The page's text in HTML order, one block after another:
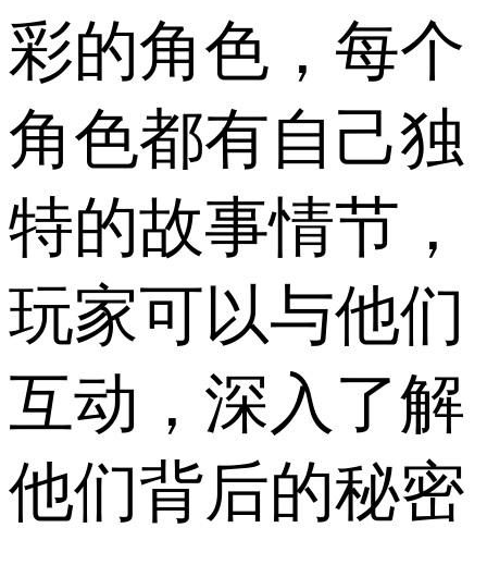
彩的角色，每个
角色都有自己独
特的故事情节，
玩家可以与他们
互动，深入了解
他们背后的秘密